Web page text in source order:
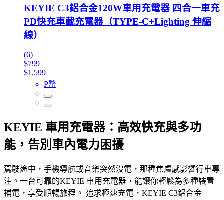
KEYIE C3鋁合金120W車用充電器 四合一車充
PD快充車載充電器（TYPE-C+Lighting 伸縮
線）
(6)
$799
$1,599
P幣
KEYIE 車用充電器：高效快充與多功
能，告別車內電力困擾
駕駛途中，手機導航或音樂突然沒電，那種焦慮感影響行車專
注。一台可靠的KEYIE 車用充電器，能讓你輕鬆為多種裝置
補電，享受順暢旅程。 追求極速充電，KEYIE C3鋁合金